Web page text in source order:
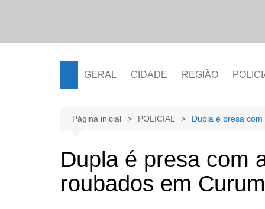
GERAL CIDADE REGIÃO
Página inicial POLICIAL Dupla é presa
Dupla é presa com
roubados em